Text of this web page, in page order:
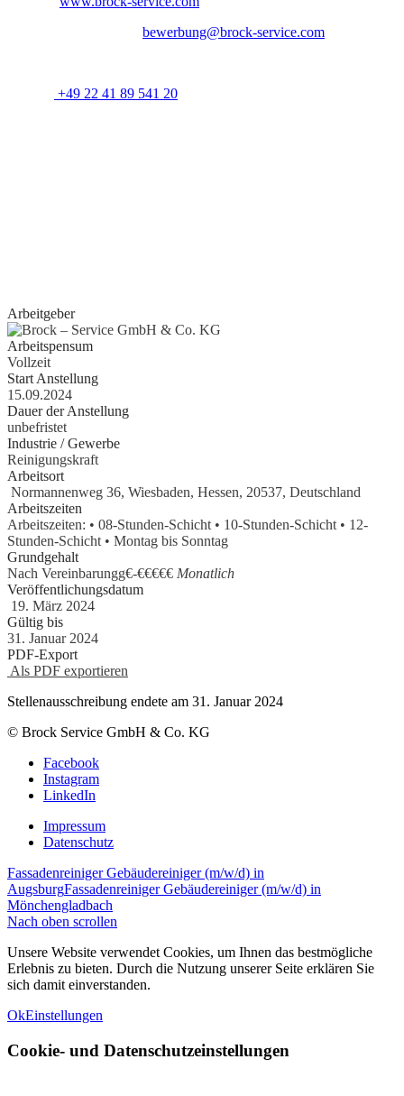
bewerbung@brock-service.com
+49 22 41 89 541 20
Arbeitgeber
Arbeitspensum
Vollzeit
Start Anstellung
15.09.2024
Dauer der Anstellung
unbefristet
Industrie / Gewerbe
Reinigungskraft
Arbeitsort
Normannenweg 36, Wiesbaden, Hessen, 20537, Deutschland
Arbeitszeiten
Arbeitszeiten: • 08-Stunden-Schicht • 10-Stunden-Schicht • 12-
Stunden-Schicht • Montag bis Sonntag
Grundgehalt
Nach Vereinbarungg€-€€€€€ Monatlich
Veröffentlichungsdatum
19. März 2024
Gültig bis
31. Januar 2024
PDF-Export
Als PDF exportieren
Stellenausschreibung endete am 31. Januar 2024
© Brock Service GmbH & Co. KG
Facebook
Instagram
LinkedIn
Impressum
Datenschutz
Fassadenreiniger Gebäudereiniger (m/w/d) in
AugsburgFassadenreiniger Gebäudereiniger (m/w/d) in
Mönchengladbach
Nach oben scrollen
Unsere Website verwendet Cookies, um Ihnen das bestmögliche
Erlebnis zu bieten. Durch die Nutzung unserer Seite erklären Sie
sich damit einverstanden.
OkEinstellungen
Cookie- und Datenschutzeinstellungen